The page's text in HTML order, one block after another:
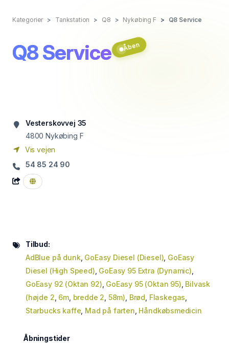
Kategorier Tankstation Q8 Nykøbing F Q8 Service
Q8 Service Åben
Vesterskovvej 35
4800 Nykøbing F
Vis vejen
54 85 24 90
Tilbud:
AdBlue på dunk, GoEasy Diesel (Diesel) GoEasy
Diesel (High Speed) GoEasy 95 Extra (Dynamic)
GoEasy 92 (Oktan 92) GoEasy 95 (Oktan 95) Bilvask
(højde 2 6m, bredde 2 58m) Brød Flaskegas
Starbucks kaffe Mad på farten Håndkøbsmedicin
Åbningstider